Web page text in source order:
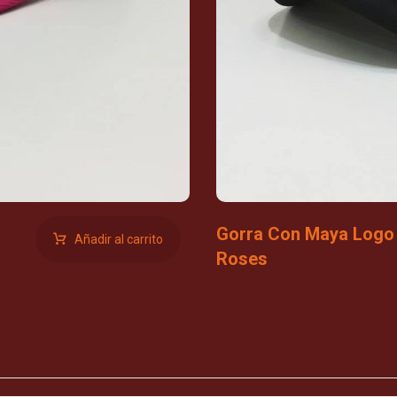
Añadir al carrito
Gorra Con Maya Logo
Roses